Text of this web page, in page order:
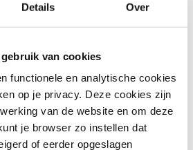
Details Over
van cookies
functionele en analytische cookies
op je privacy. Deze cookies zijn
van de website en om deze
je browser zo instellen dat
of eerder opgeslagen